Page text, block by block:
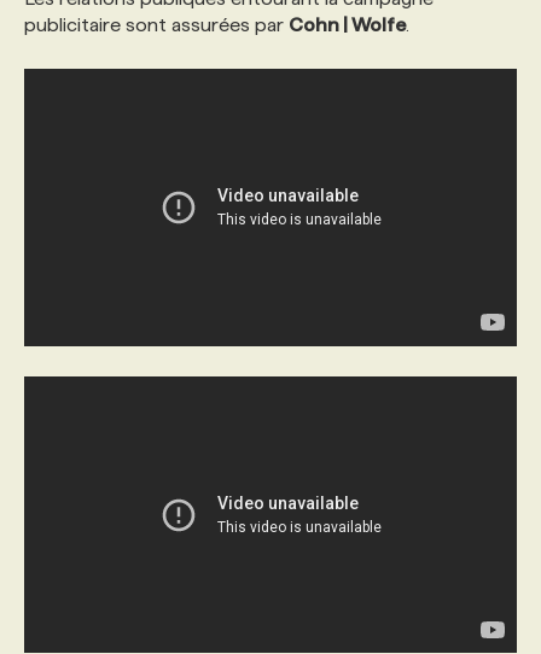
publicitaire sont assurées par Cohn | Wolfe.